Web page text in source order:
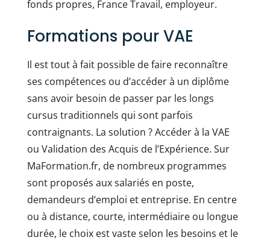
fonds propres, France Travail, employeur.
Formations pour VAE
Il est tout à fait possible de faire reconnaître
ses compétences ou d’accéder à un diplôme
sans avoir besoin de passer par les longs
cursus traditionnels qui sont parfois
contraignants. La solution ? Accéder à la VAE
ou Validation des Acquis de l’Expérience. Sur
MaFormation.fr, de nombreux programmes
sont proposés aux salariés en poste,
demandeurs d’emploi et entreprise. En centre
ou à distance, courte, intermédiaire ou longue
durée, le choix est vaste selon les besoins et le